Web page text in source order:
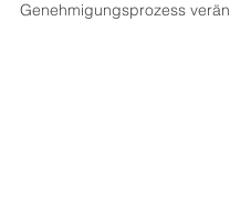
Genehmigungsprozess